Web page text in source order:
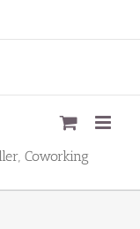
Coworking